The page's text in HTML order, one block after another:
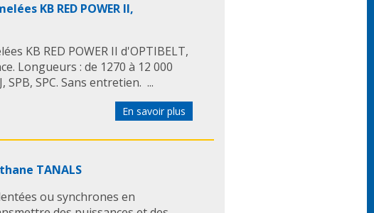
KB RED POWER II,
KB RED POWER II d'OPTIBELT,
Longueurs : de 1270 à 12 000
SPB, SPC. Sans entretien. ...
En savoir plus
TANALS
ou synchrones en